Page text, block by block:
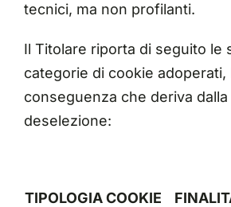
tecnici, ma non profilanti.
Il Titolare riporta di seguito le
categorie di cookie adoperati,
conseguenza che deriva dalla
deselezione:
TIPOLOGIA COOKIE